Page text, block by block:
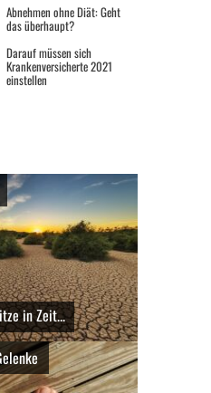
Abnehmen ohne Diät: Geht
das überhaupt?
Darauf müssen sich
Krankenversicherte 2021
einstellen
in Zeit...